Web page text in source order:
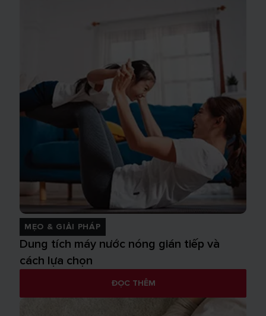
MẸO & GIẢI PHÁP
Dung tích máy nước nóng gián tiếp và
cách lựa chọn
ĐỌC THÊM